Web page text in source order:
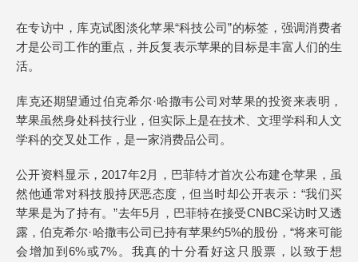
在专访中，库克试图淡化苹果“科技公司”的标签，强调消费者
才是公司工作的重点，并反复表示苹果的目标是丰富人们的生
活。
库克还期望通过伯克希尔·哈撒韦公司对苹果的投资来表明，
苹果虽然身处科技行业，但实际上是在技术、文理学科和人文
学科的交叉处工作，是一家消费品公司。
公开资料显示，2017年2月，巴菲特才首次公布建仓苹果，虽
然他通常对科技股持厌恶态度，但当时却公开表示：“我们买
苹果是为了持有。”去年5月，巴菲特在接受CNBC采访时又透
露，伯克希尔·哈撒韦公司已持有苹果约5%的股份，“将来可能
会增加到6%或7%。我真的十分看好这只股票，以致于想